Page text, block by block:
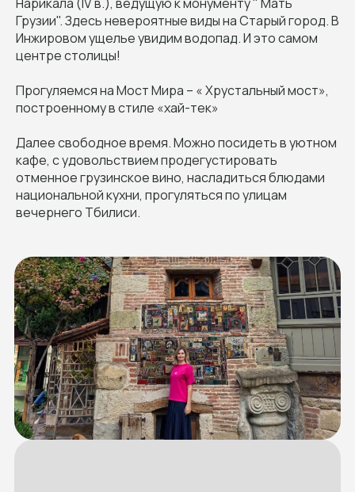
Грузии". Здесь невероятные виды на Старый город. В
Инжировом ущелье увидим водопад. И это самом
центре столицы!
Прогуляемся на Мост Мира – « Хрустальный мост»,
построенному в стиле «хай-тек»
Далее свободное время. Можно посидеть в уютном
кафе, с удовольствием продегустировать
отменное грузинское вино, насладиться блюдами
национальной кухни, прогуляться по улицам
вечернего Тбилиси.